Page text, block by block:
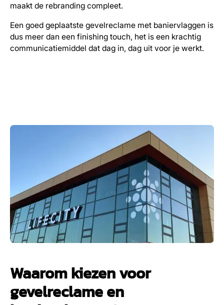
maakt de rebranding compleet.
Een goed geplaatste gevelreclame met baniervlaggen is
dus meer dan een finishing touch, het is een krachtig
communicatiemiddel dat dag in, dag uit voor je werkt.
Waarom kiezen voor
gevelreclame en